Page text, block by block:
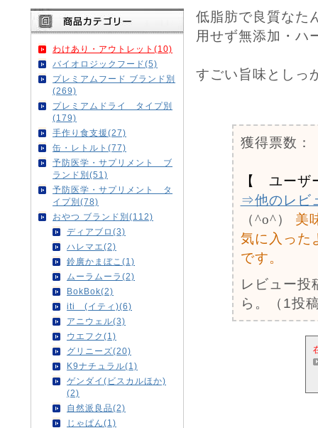
わけあり・アウトレット(10)
バイオロジックフード(5)
プレミアムフード ブランド別
(269)
プレミアムドライ タイプ別
(179)
手作り食支援(27)
缶・レトルト(77)
予防医学・サプリメント ブ
ランド別(51)
予防医学・サプリメント タ
イプ別(78)
おやつ ブランド別(112)
ディアブロ(3)
ハレマエ(2)
鈴廣かまぼこ(1)
ムーラムーラ(2)
BokBok(2)
iti (イティ)(6)
アニウェル(3)
ウエフク(1)
グリニーズ(20)
K9ナチュラル(1)
ゲンダイ(ビスカルほか)
(2)
自然派良品(2)
じゃぱん(1)
低脂肪で良質なた
用せず無添加・ハ
すごい旨味としっ
獲得票数：
【 ユーザ
⇒他のレビ
（^o^）
美
気に入った
です。
レビュー投
ら。（1投